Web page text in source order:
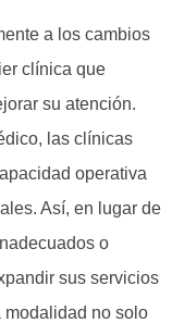
a los cambios
clínica que
su atención.
las clínicas
operativa
Así, en lugar de
o
sus servicios
modalidad no solo